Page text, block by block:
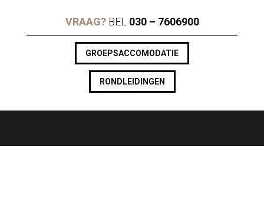
VRAAG?BEL 030 – 7606900
GROEPSACCOMODATIE
RONDLEIDINGEN